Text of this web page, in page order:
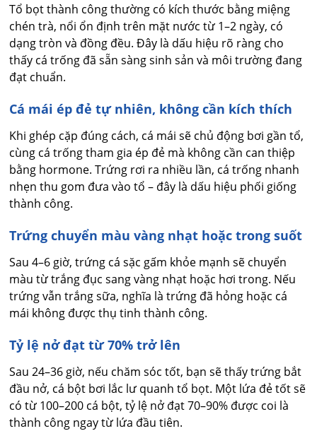
Tổ bọt thành công thường có kích thước bằng miệng
chén trà, nổi ổn định trên mặt nước từ 1–2 ngày, có
dạng tròn và đồng đều. Đây là dấu hiệu rõ ràng cho
thấy cá trống đã sẵn sàng sinh sản và môi trường đang
đạt chuẩn.
Cá mái ép đẻ tự nhiên, không cần kích thích
Khi ghép cặp đúng cách, cá mái sẽ chủ động bơi gần tổ,
cùng cá trống tham gia ép đẻ mà không cần can thiệp
bằng hormone. Trứng rơi ra nhiều lần, cá trống nhanh
nhẹn thu gom đưa vào tổ – đây là dấu hiệu phối giống
thành công.
Trứng chuyển màu vàng nhạt hoặc trong suốt
Sau 4–6 giờ, trứng cá sặc gấm khỏe mạnh sẽ chuyển
màu từ trắng đục sang vàng nhạt hoặc hơi trong. Nếu
trứng vẫn trắng sữa, nghĩa là trứng đã hỏng hoặc cá
mái không được thụ tinh thành công.
Tỷ lệ nở đạt từ 70% trở lên
Sau 24–36 giờ, nếu chăm sóc tốt, bạn sẽ thấy trứng bắt
đầu nở, cá bột bơi lắc lư quanh tổ bọt. Một lứa đẻ tốt sẽ
có từ 100–200 cá bột, tỷ lệ nở đạt 70–90% được coi là
thành công ngay từ lứa đầu tiên.